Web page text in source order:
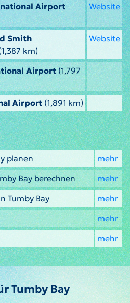
Airport
Website
Smith
km)
Website
Airport(1,797
Airport (1,891 km)
planen
mehr
Bay berechnen
mehr
Tumby Bay
mehr
mehr
mehr
Tumby Bay